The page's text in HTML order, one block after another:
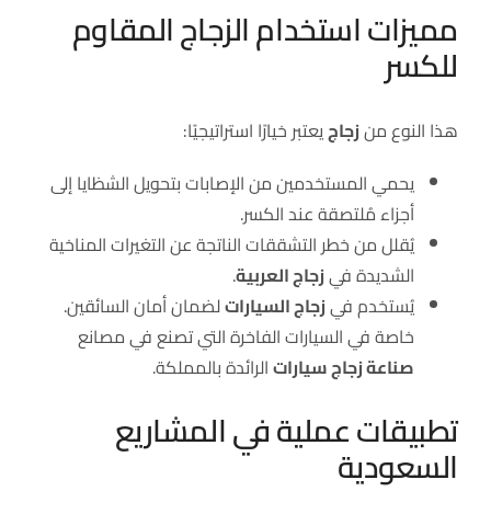
مميزات استخدام الزجاج المقاوم
للكسر
هذا النوع منزجاجيعتبر خيارًا استراتيجيًا:
يحمي المستخدمين من الإصابات بتحويل الشظايا إلى
أجزاء مُلتصقة عند الكسر.
يُقلل من خطر التشققات الناتجة عن التغيرات المناخية
الشديدة فيزجاج العربية.
يُستخدم فيزجاج السياراتلضمان أمان السائقين.
خاصة في السيارات الفاخرة التي تصنع في مصانع
صناعة زجاج سياراتالرائدة بالمملكة.
تطبيقات عملية في المشاريع
السعودية